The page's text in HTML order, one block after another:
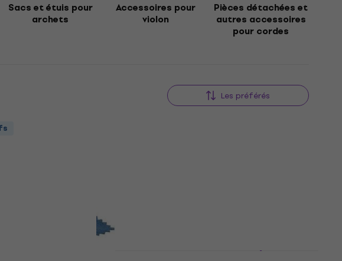
Sacs et étuis pour
archets
Accessoires pour
violon
Pièces détachées et
autres accessoires
pour cordes
Les préférés
Pasadena YF-8000VA Étui à